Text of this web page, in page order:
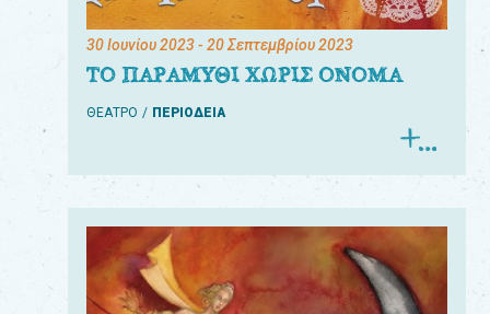
30 Ιουνίου 2023- 20 Σεπτεμβρίου 2023
ΤΟ ΠΑΡΑΜΥΘΙ ΧΩΡΙΣ ΟΝΟΜΑ
ΘΕΑΤΡΟ ΠΕΡΙΟΔΕΙΑ